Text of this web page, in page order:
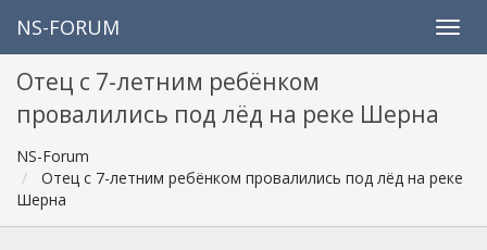
NS-FORUM
Отец с 7-летним ребёнком
провалились под лёд на реке Шерна
NS-Forum
Отец с 7-летним ребёнком провалились под лёд на реке
Шерна